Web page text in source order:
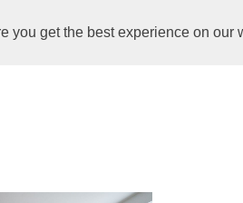
you get the best experience on our